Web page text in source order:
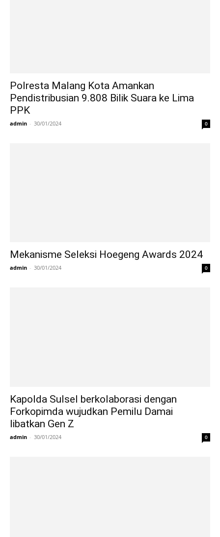
Polresta Malang Kota Amankan
Pendistribusian 9.808 Bilik Suara ke Lima
PPK
admin - 30/01/2024 0
Mekanisme Seleksi Hoegeng Awards 2024
admin - 30/01/2024 0
Kapolda Sulsel berkolaborasi dengan
Forkopimda wujudkan Pemilu Damai
libatkan Gen Z
admin - 30/01/2024 0